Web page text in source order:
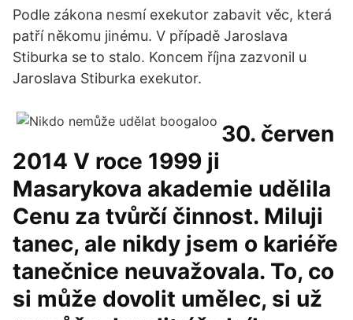
Podle zákona nesmí exekutor zabavit věc, která
patří někomu jinému. V případě Jaroslava
Stiburka se to stalo. Koncem října zazvonil u
Jaroslava Stiburka exekutor.
30. červen
2014 V roce 1999 ji
Masarykova akademie udělila
Cenu za tvůrčí činnost. Miluji
tanec, ale nikdy jsem o kariéře
tanečnice neuvažovala. To, co
si může dovolit umělec, si už